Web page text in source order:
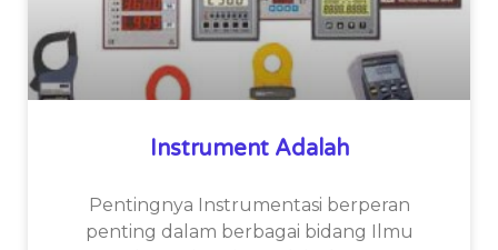
Instrument Adalah
Pentingnya Instrumentasi berperan
penting dalam berbagai bidang Ilmu